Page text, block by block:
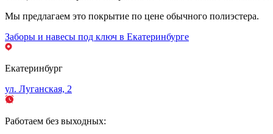
Мы предлагаем это покрытие по цене обычного полиэстера.
Заборы и навесы под ключ в Екатеринбурге
Екатеринбург
ул. Луганская, 2
Работаем без выходных: